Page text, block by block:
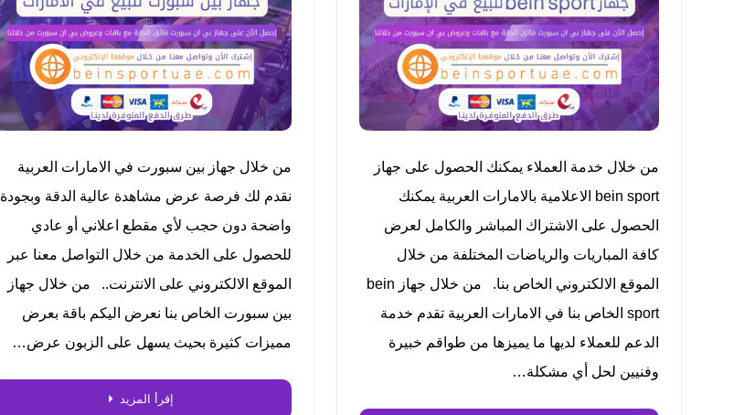
من خلال خدمة العملاء يمكنك الحصول على جهاز
bein sport الاعلامية بالامارات العربية يمكنك
الحصول على الاشتراك المباشر والكامل لعرض
كافة المباريات والرياضات المختلفة من خلال
الموقع الالكتروني الخاص بنا. من خلال جهاز bein
sport الخاص بنا في الامارات العربية تقدم خدمة
الدعم للعملاء لديها ما يميزها من طواقم خبيرة
وفنيين لحل أي مشكلة…
من خلال جهاز بين سبورت في الامارات العربية
نقدم لك فرصة عرض مشاهدة عالية الدقة وبجودة
واضحة دون حجب لأي مقطع اعلاني أو عادي
للحصول على الخدمة من خلال التواصل معنا عبر
الموقع الالكتروني على الانترنت.. من خلال جهاز
بين سبورت الخاص بنا نعرض اليكم باقة بعرض
مميزات كثيرة بحيث يسهل على الزبون عرض…
إقرأ المزيد